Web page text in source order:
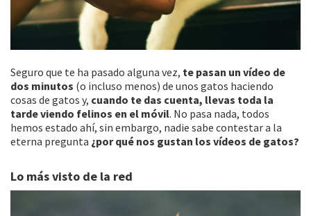
Seguro que te ha pasado alguna vez, te pasan un vídeo de
dos minutos (o incluso menos) de unos gatos haciendo
cosas de gatos y, cuando te das cuenta, llevas toda la
tarde viendo felinos en el móvil. No pasa nada, todos
hemos estado ahí, sin embargo, nadie sabe contestar a la
eterna pregunta ¿por qué nos gustan los vídeos de gatos?
Lo más visto de la red